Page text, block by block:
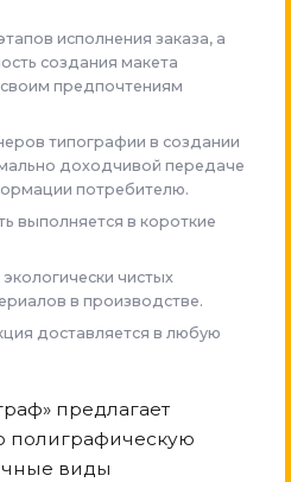
исполнения заказа, а
создания макета
предпочтениям
типографии в создании
доходчивой передаче
потребителю.
выполняется в короткие
чистых
в производстве.
доставляется в любую
предлагает
полиграфическую
виды